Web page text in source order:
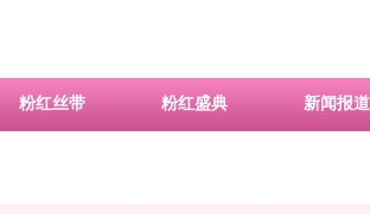
粉红丝带 粉红盛典 新闻报道